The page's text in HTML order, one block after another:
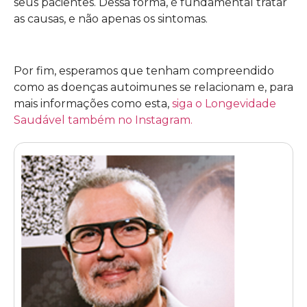
as causas, e não apenas os sintomas.
Por fim, esperamos que tenham compreendido
como as doenças autoimunes se relacionam e, para
mais informações como esta, siga o Longevidade
Saudável também no Instagram.